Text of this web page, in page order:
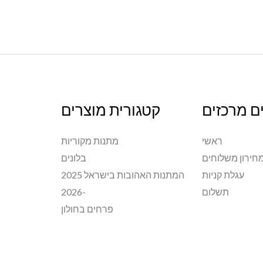
מרכזים
ראשי
משלוחים
עגלת קניות
תשלום
קטגורית מוצרים
מתנות מקוריות
בלונים
המתנות האהובות בישראל 2025
-2026
פרחים בחולון